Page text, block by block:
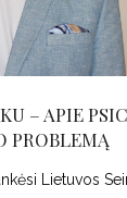
– APIE
PROBLEMĄ
Lietuvos